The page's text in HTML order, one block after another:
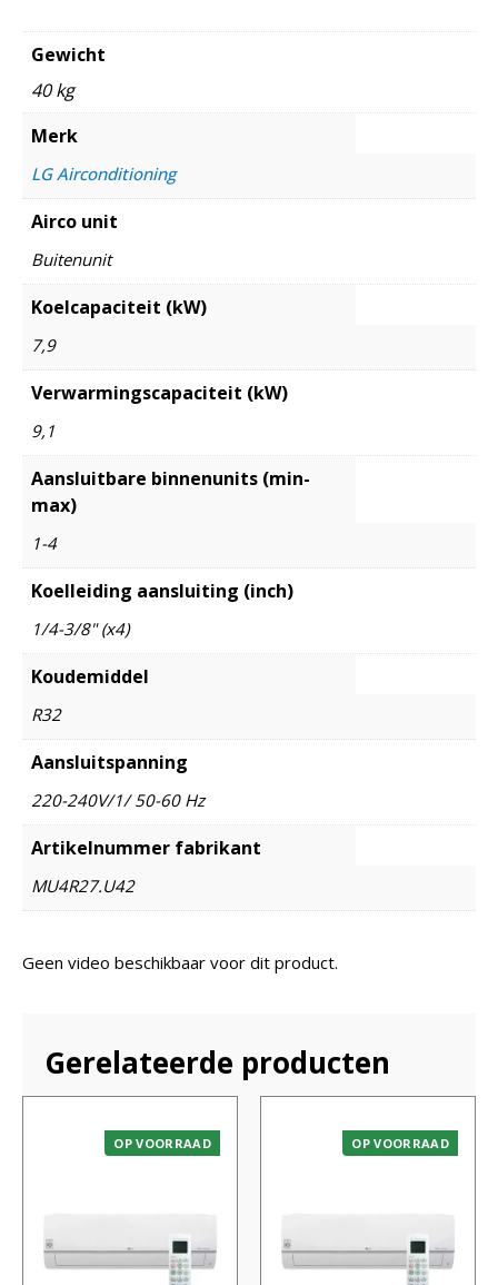
Gewicht
40 kg
Merk
LG Airconditioning
Airco unit
Buitenunit
Koelcapaciteit (kW)
7,9
Verwarmingscapaciteit (kW)
9,1
Aansluitbare binnenunits (min-
max)
1-4
Koelleiding aansluiting (inch)
1/4-3/8" (x4)
Koudemiddel
R32
Aansluitspanning
220-240V/1/ 50-60 Hz
Artikelnummer fabrikant
MU4R27.U42
Geen video beschikbaar voor dit product.
Gerelateerde producten
OP VOORRAAD OP VOORRAAD